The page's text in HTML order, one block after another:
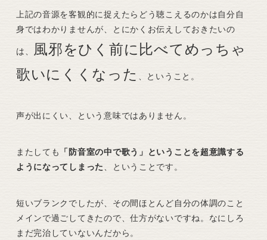
上記の音源を客観的に捉えたらどう聴こえるのかは自分自
身ではわかりませんが、とにかくお伝えしておきたいの
は、 風邪をひく前に比べてめっちゃ
歌いにくくなった
、ということ。
声が出にくい、という意味ではありません。
またしても 「防音室の中で歌う」ということを超意識する
ようになってしまった
、ということです。
短いブランクでしたが、その間ほとんど自分の体調のこと
メインで過ごしてきたので、仕方がないですね。なにしろ
まだ完治していないんだから。